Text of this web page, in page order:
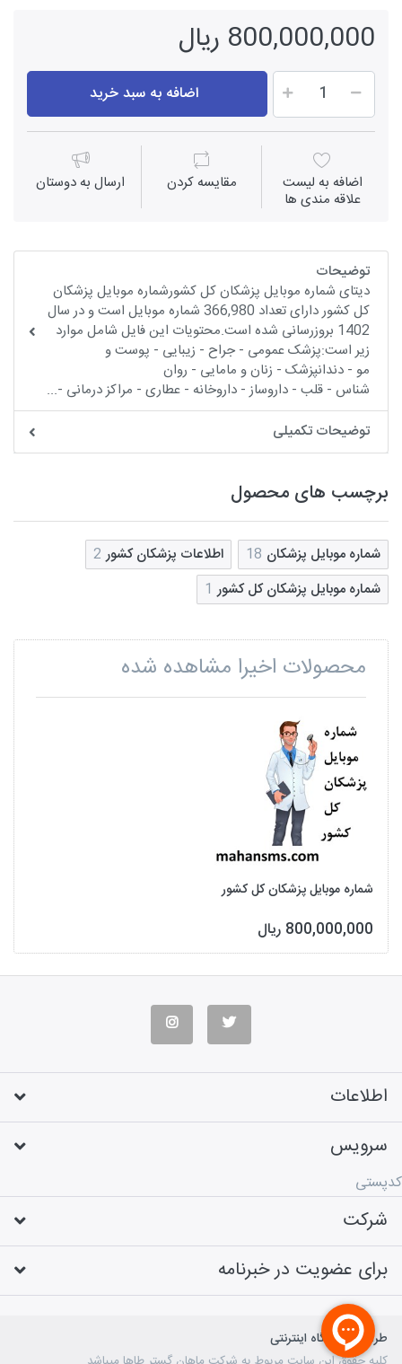
800,000,000 ریال
اضافه به سبد خرید
اضافه به لیست
علاقه مندی ها
مقايسه كردن ارسال به دوستان
توضیحات
دیتای شماره موبایل پزشکان کل کشورشماره موبایل پزشکان
کل کشور دارای تعداد 366,980 شماره موبایل است و در سال
1402 بروزرسانی شده است.محتویات این فایل شامل موارد
زیر است:پزشک عمومی - جراح - زیبایی - پوست و
مو - دندانپزشک - زنان و مامایی - روان
شناس - قلب - داروساز - داروخانه - عطاری - مراکز درمانی -...
توضیحات تکمیلی
برچسب های محصول
شماره موبایل پزشکان 18 اطلاعات پزشکان کشور 2
شماره موبایل پزشکان کل کشور 1
محصولات اخیرا مشاهده شده
شماره موبایل پزشکان کل کشور
800,000,000 ریال
اطلاعات
سرویس
کدپستی
شرکت
برای عضویت در خبرنامه
طراحی فروشگاه اینترنتی